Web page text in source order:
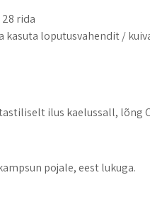
28 rida
kasuta loputusvahendit /
ilus kaelussall, lõng
pojale, eest lukuga.